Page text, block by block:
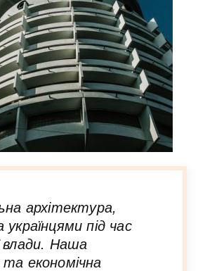
архітектура,
українцями під час
влади. Наша
економічна